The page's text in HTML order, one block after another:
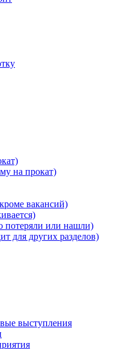
на прокат)
вакансий)
потеряли или нашли)
для других разделов)
выступления